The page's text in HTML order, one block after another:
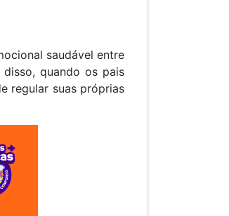
saudável entre
quando os pais
regular suas próprias